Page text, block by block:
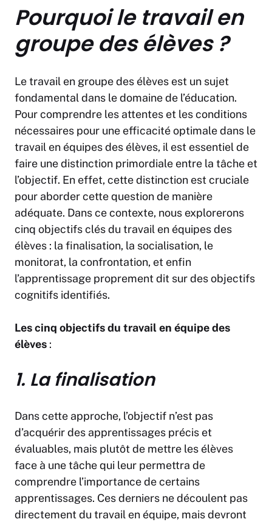
Pourquoi le travail en
groupe des élèves ?
Le travail en groupe des élèves est un sujet
fondamental dans le domaine de l’éducation.
Pour comprendre les attentes et les conditions
nécessaires pour une efficacité optimale dans le
travail en équipes des élèves, il est essentiel de
faire une distinction primordiale entre la tâche et
l’objectif. En effet, cette distinction est cruciale
pour aborder cette question de manière
adéquate. Dans ce contexte, nous explorerons
cinq objectifs clés du travail en équipes des
élèves : la finalisation, la socialisation, le
monitorat, la confrontation, et enfin
l’apprentissage proprement dit sur des objectifs
cognitifs identifiés.
Les cinq objectifs du travail en équipe des
élèves :
1. La finalisation
Dans cette approche, l’objectif n’est pas
d’acquérir des apprentissages précis et
évaluables, mais plutôt de mettre les élèves
face à une tâche qui leur permettra de
comprendre l’importance de certains
apprentissages. Ces derniers ne découlent pas
directement du travail en équipe, mais devront